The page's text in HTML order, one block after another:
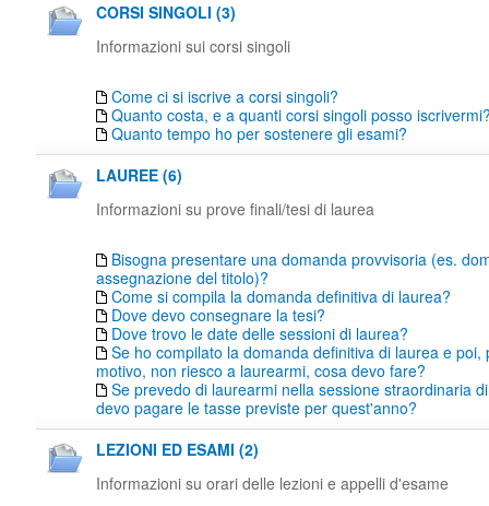
CORSI SINGOLI (3)
Informazioni sui corsi singoli
Come ci si iscrive a corsi singoli?
Quanto costa, e a quanti corsi singoli posso
Quanto tempo ho per sostenere gli esami?
LAUREE (6)
Informazioni su prove finali/tesi di laurea
Bisogna presentare una domanda provvisoria (es.
assegnazione del titolo)?
Come si compila la domanda definitiva di laurea?
Dove devo consegnare la tesi?
Dove trovo le date delle sessioni di laurea?
Se ho compilato la domanda definitiva di laurea e poi,
motivo, non riesco a laurearmi, cosa devo fare?
Se prevedo di laurearmi nella sessione straordinaria
devo pagare le tasse previste per quest'anno?
LEZIONI ED ESAMI (2)
Informazioni su orari delle lezioni e appelli d'esame